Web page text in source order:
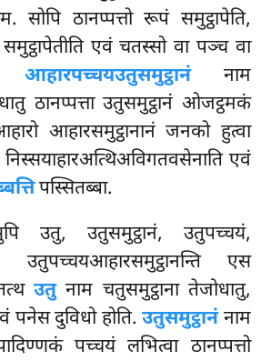
सोपि ठानप्पत्तो रूपं समुट्ठापेति,
एवं चतस्सो वा पञ्च वा
आहारपच्चयउतुसमुट्ठानंनाम
ठानप्पत्ता उतुसमुट्ठानं ओजट्ठमकं
आहारसमुट्ठानानं जनको हुत्वा
एवं
पस्सितब्बा.
उतु, उतुसमुट्ठानं, उतुपच्चयं,
उतुपच्चयआहारसमुट्ठानन्ति एस
उतुनाम चतुसमुट्ठाना तेजोधातु,
पनेस दुविधो होति.उतुसमुट्ठानंनाम
पच्चयं लभित्वा ठानप्पत्तो